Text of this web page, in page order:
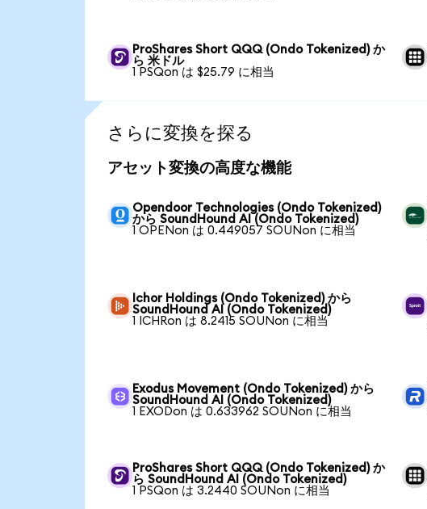
ProShares Short QQQ (Ondo Tokenized) か
ら 米ドル
1 PSQon は $25.79 に相当
さらに変換を探る
アセット変換の高度な機能
Opendoor Technologies (Ondo Tokenized)
から SoundHound AI (Ondo Tokenized)
1 OPENon は 0.449057 SOUNon に相当
Ichor Holdings (Ondo Tokenized) から
SoundHound AI (Ondo Tokenized)
1 ICHRon は 8.2415 SOUNon に相当
Exodus Movement (Ondo Tokenized) から
SoundHound AI (Ondo Tokenized)
1 EXODon は 0.633962 SOUNon に相当
ProShares Short QQQ (Ondo Tokenized) か
ら SoundHound AI (Ondo Tokenized)
1 PSQon は 3.2440 SOUNon に相当